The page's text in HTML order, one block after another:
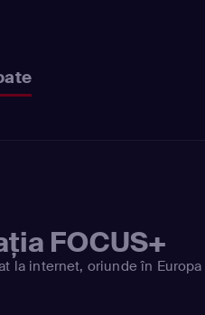
FOCUS+
la internet, oriunde în Europa